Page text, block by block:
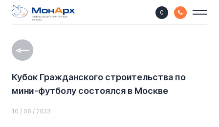
ГЖЕЛЬСКИЙ КИРПИЧНЫЙ
ЗАВОД
0
Кубок Гражданского строительства по
мини-футболу состоялся в Москве
10 / 06 / 2023